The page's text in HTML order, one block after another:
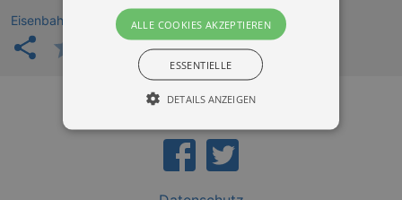
Eisenbahnmuseum (IG Bw Dresden Altstadt e.V.)
ALLE COOKIES AKZEPTIEREN
ESSENTIELLE
DETAILS ANZEIGEN
Essentiell Performance